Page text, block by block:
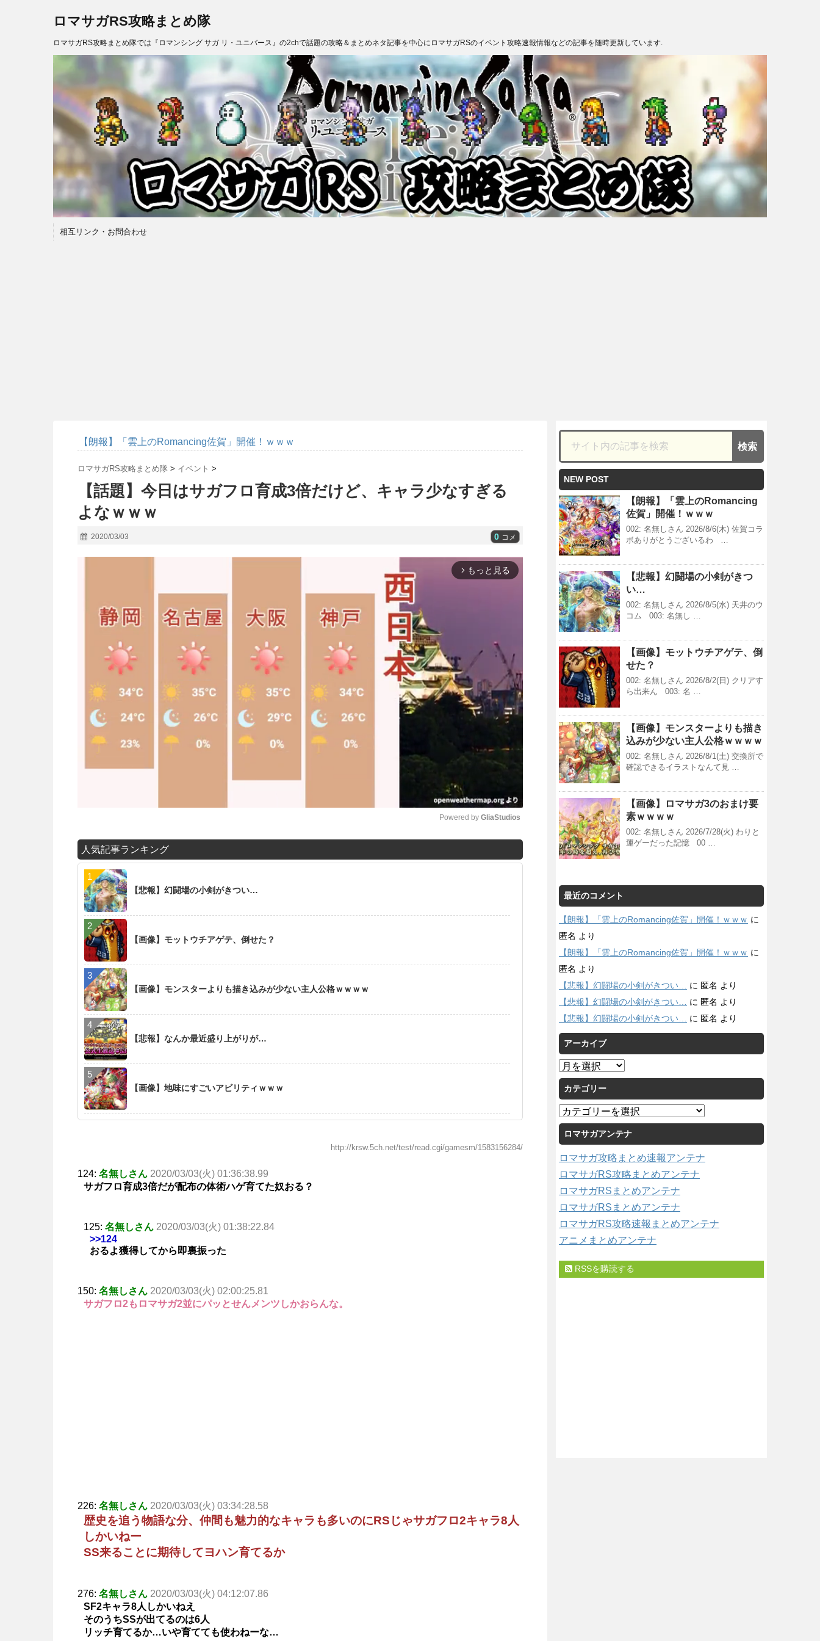
ロマサガRS攻略まとめ隊
ロマサガRS攻略まとめ隊では『ロマンシング サガ リ・ユニバース』の2chで話題の攻略＆まとめネタ記事を中心にロマサガRSのイベント攻略速報情報などの記事を随時更新しています.
相互リンク・お問合わせ
【朗報】「雲上のRomancing佐賀」開催！ｗｗｗ
ロマサガRS攻略まとめ隊 > イベント >
【話題】今日はサガフロ育成3倍だけど、キャラ少なすぎる
よなｗｗｗ
2020/03/03 0 コメ
arrow_forward_ios もっと見る
Powered by GliaStudios
人気記事ランキング
【悲報】幻闘場の小剣がきつい…
【画像】モットウチアゲテ、倒せた？
【画像】モンスターよりも描き込みが少ない主人公格ｗｗｗｗ
【悲報】なんか最近盛り上がりが…
【画像】地味にすごいアビリティｗｗｗ
http://krsw.5ch.net/test/read.cgi/gamesm/1583156284/
124: 名無しさん 2020/03/03(火) 01:36:38.99
サガフロ育成3倍だが配布の体術ハゲ育てた奴おる？
125: 名無しさん 2020/03/03(火) 01:38:22.84
>>124
おるよ獲得してから即裏振った
150: 名無しさん 2020/03/03(火) 02:00:25.81
サガフロ2もロマサガ2並にパッとせんメンツしかおらんな。
226: 名無しさん 2020/03/03(火) 03:34:28.58
歴史を追う物語な分、仲間も魅力的なキャラも多いのにRSじゃサガフロ2キャラ8人
しかいねー
SS来ることに期待してヨハン育てるか
276: 名無しさん 2020/03/03(火) 04:12:07.86
SF2キャラ8人しかいねえ
そのうちSSが出てるのは6人
リッチ育てるか…いや育てても使わねーな…
NEW POST
【朗報】「雲上のRomancing
佐賀」開催！ｗｗｗ
002: 名無しさん 2026/8/6(木) 佐賀コラ
ボありがとうございるわ …
【悲報】幻闘場の小剣がきつ
い…
002: 名無しさん 2026/8/5(水) 天井のウ
コム 003: 名無し …
【画像】モットウチアゲテ、倒
せた？
002: 名無しさん 2026/8/2(日) クリアす
ら出来ん 003: 名 …
【画像】モンスターよりも描き
込みが少ない主人公格ｗｗｗｗ
002: 名無しさん 2026/8/1(土) 交換所で
確認できるイラストなんて見 …
【画像】ロマサガ3のおまけ要
素ｗｗｗｗ
002: 名無しさん 2026/7/28(火) わりと
運ゲーだった記憶 00 …
最近のコメント
【朗報】「雲上のRomancing佐賀」開催！ｗｗｗ に
匿名 より
【朗報】「雲上のRomancing佐賀」開催！ｗｗｗ に
匿名 より
【悲報】幻闘場の小剣がきつい…
に 匿名 より
【悲報】幻闘場の小剣がきつい…
に 匿名 より
【悲報】幻闘場の小剣がきつい…
に 匿名 より
アーカイブ
ア
ー
カ
イ
ブ
カテゴリー
カ
テ
ゴ
リ
ー
ロマサガアンテナ
ロマサガ攻略まとめ速報アンテナ
ロマサガRS攻略まとめアンテナ
ロマサガRSまとめアンテナ
ロマサガRSまとめアンテナ
ロマサガRS攻略速報まとめアンテナ
アニメまとめアンテナ
RSSを購読する